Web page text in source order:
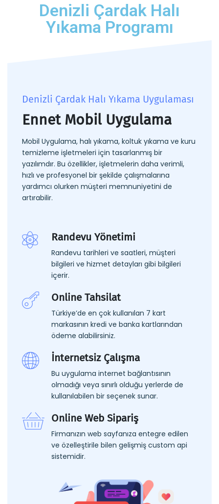
Denizli Çardak Halı
Yıkama Programı
Denizli Çardak Halı Yıkama Uygulaması
Ennet Mobil Uygulama
Mobil Uygulama, halı yıkama, koltuk yıkama ve kuru
temizleme işletmeleri için tasarlanmış bir
yazılımdır. Bu özellikler, işletmelerin daha verimli,
hızlı ve profesyonel bir şekilde çalışmalarına
yardımcı olurken müşteri memnuniyetini de
artırabilir.
Randevu Yönetimi
Randevu tarihleri ve saatleri, müşteri
bilgileri ve hizmet detayları gibi bilgileri
içerir.
Online Tahsilat
Türkiye’de en çok kullanılan 7 kart
markasının kredi ve banka kartlarından
ödeme alabilirsiniz.
İnternetsiz Çalışma
Bu uygulama internet bağlantısının
olmadığı veya sınırlı olduğu yerlerde de
kullanılabilen bir seçenek sunar.
Online Web Sipariş
Firmanızın web sayfanıza entegre edilen
ve özelleştirile bilen gelişmiş custom api
sistemidir.